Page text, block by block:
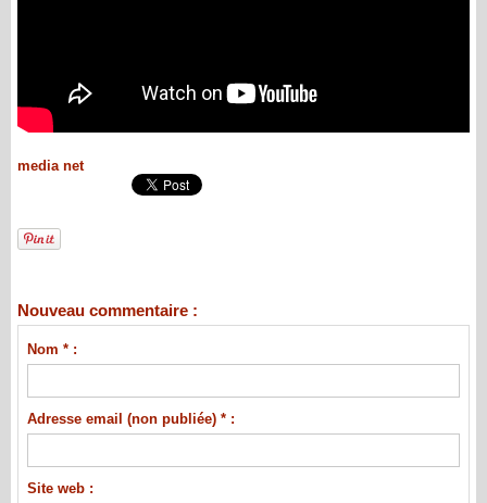
media net
Nouveau commentaire :
Nom * :
Adresse email (non publiée) * :
Site web :